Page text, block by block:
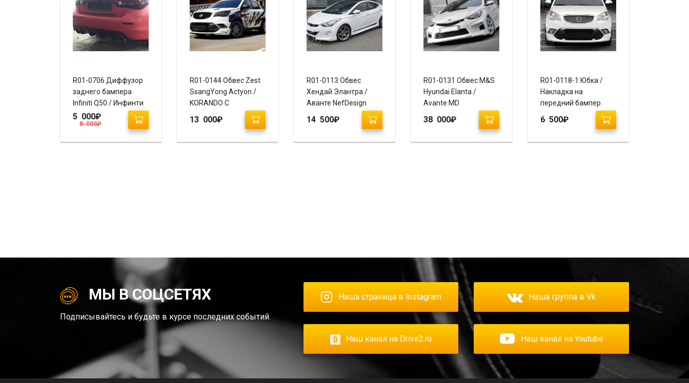
R01-0706 Диффузор
заднего бампера
Infiniti Q50 / Инфинти
Q50
8 000₽
5 000₽
R01-0144 Обвес Zest
SsangYong Actyon /
KORANDO C
13 000₽
R01-0113 Обвес
Хендай Элантра /
Аванте NefDesign
14 500₽
R01-0131 Обвес M&S
Hyundai Elanta /
Avante MD
38 000₽
R01-0118-1 Юбка /
Накладка на
передний бампер
SsangYong Action New
6 500₽
МЫ В СОЦСЕТЯХ
Подписывайтесь и будьте в курсе последних событий.
Наша страница в Instagram Наша группа в Vk
Наш канал на Drive2.ru Наш канал на Youtube